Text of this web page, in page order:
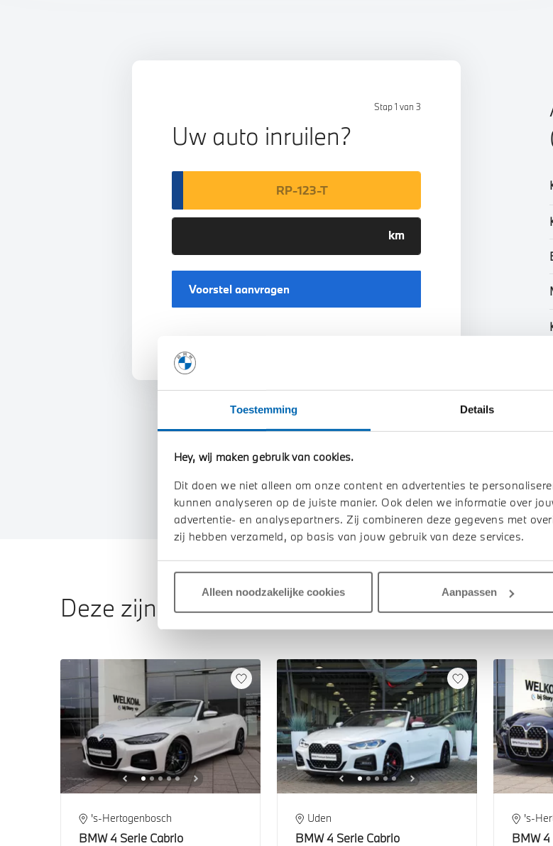
Toestemming Details
Hey, wij maken gebruik van cookies.
Dit doen we niet alleen om onze content en advertenties te
kunnen analyseren op de juiste manier. Ook delen we informatie over
advertentie- en analysepartners. Zij combineren deze gegevens met
zij hebben verzameld, op basis van jouw gebruik van deze services.
Alleen noodzakelijke cookies Aanpassen
Stap 1 van 3
Uw auto inruilen?
Voorstel aanvragen
Deze zijn vergelijkbaar
's-Hertogenbosch
BMW 4 Serie Cabrio
Uden
BMW 4 Serie Cabrio
's-
BMW 4